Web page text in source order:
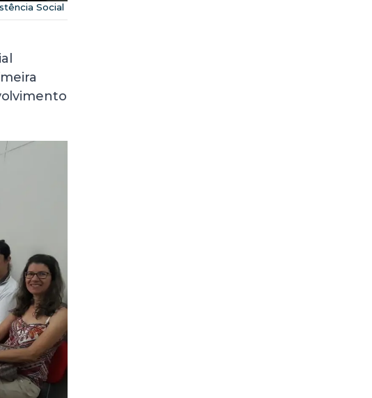
Social